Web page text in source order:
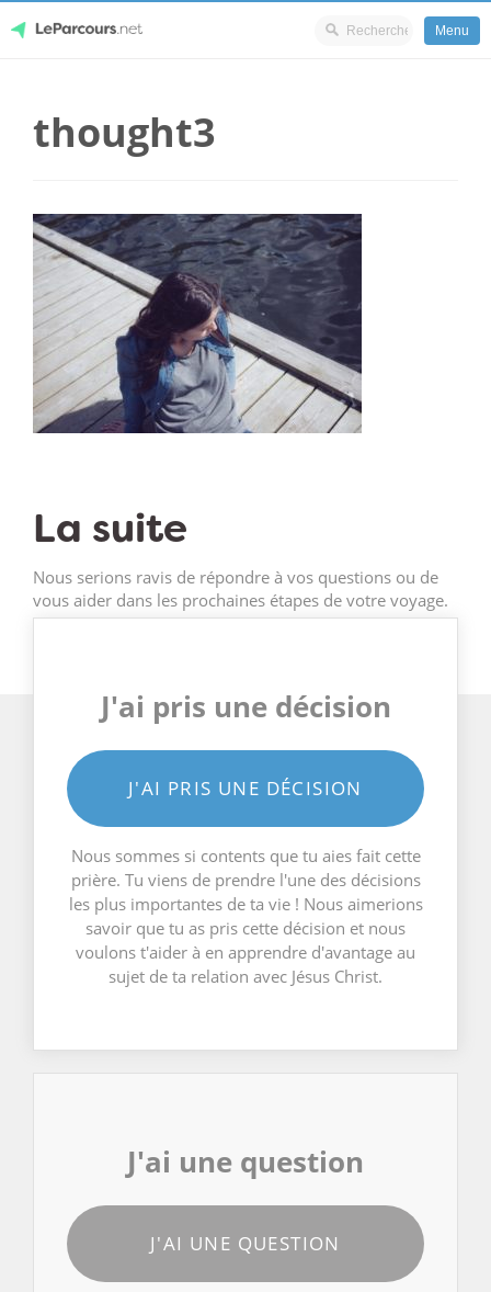
content
Menu
thought3
La suite
Nous serions ravis de répondre à vos questions ou de
vous aider dans les prochaines étapes de votre voyage.
J'ai pris une décision
J'AI PRIS UNE DÉCISION
Nous sommes si contents que tu aies fait cette
prière. Tu viens de prendre l'une des décisions
les plus importantes de ta vie ! Nous aimerions
savoir que tu as pris cette décision et nous
voulons t'aider à en apprendre d'avantage au
sujet de ta relation avec Jésus Christ.
J'ai une question
J'AI UNE QUESTION